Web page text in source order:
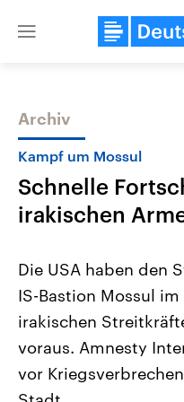
Close
Themen
Landtagswahl Sachsen-
2026
Alle Informationen
Sachsen-Anhalt wählt am
September 2026 einen
Landtag. Seit 2021 wird das
Bundesland von einer
Archiv
Kampf um Mossul
Schnelle
irakischen
Die USA haben den
IS-Bastion Mossul
irakischen
voraus. Amnesty
vor